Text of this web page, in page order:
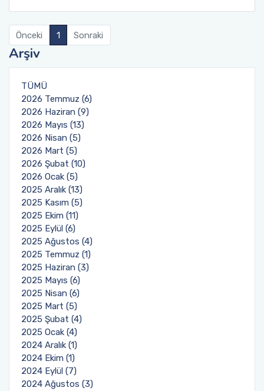
Önceki 1 Sonraki
Arşiv
TÜMÜ
2026 Temmuz (6)
2026 Haziran (9)
2026 Mayıs (13)
2026 Nisan (5)
2026 Mart (5)
2026 Şubat (10)
2026 Ocak (5)
2025 Aralık (13)
2025 Kasım (5)
2025 Ekim (11)
2025 Eylül (6)
2025 Ağustos (4)
2025 Temmuz (1)
2025 Haziran (3)
2025 Mayıs (6)
2025 Nisan (6)
2025 Mart (5)
2025 Şubat (4)
2025 Ocak (4)
2024 Aralık (1)
2024 Ekim (1)
2024 Eylül (7)
2024 Ağustos (3)
Fotoğraf Galerisi
Eğitim Raporları
Değişim Programları
Barınma, Burs ve Çalışma Olanakları (SKS)
Mezun Bilgi Sistemi
Aday Öğrenci
Danışmanlıklar